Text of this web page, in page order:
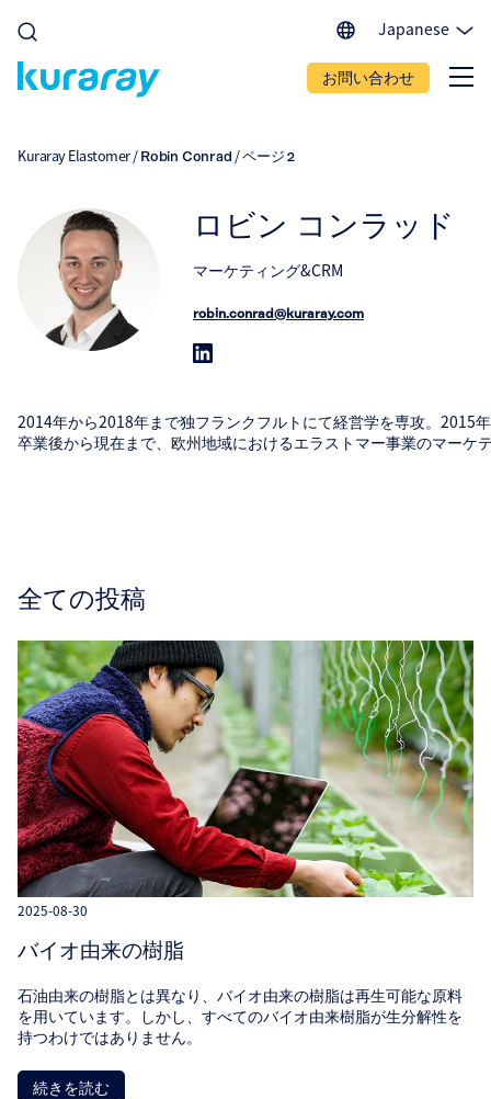
English (EU)
English (IN)
Japanese
お問い合わせ
Kuraray Elastomer/ Robin Conrad /ページ 2
ロビン コンラッド
マーケティング&CRM
robin.conrad@kuraray.com
2014年から2018年まで独フランクフルトにて経営学を専攻。2015
卒業後から現在まで、欧州地域におけるエラストマー事業のマーケ
全ての投稿
2025-08-30
バイオ由来の樹脂
石油由来の樹脂とは異なり、バイオ由来の樹脂は再生可能な原料
を用いています。しかし、すべてのバイオ由来樹脂が生分解性を
持つわけではありません。
続きを読む